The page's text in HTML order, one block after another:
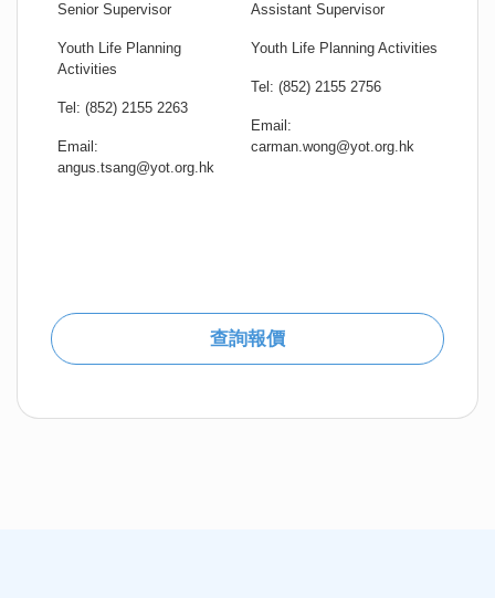
Senior Supervisor
Youth Life Planning
Activities
Tel: (852) 2155 2263
Email:
angus.tsang@yot.org.hk
Assistant Supervisor
Youth Life Planning Activities
Tel: (852) 2155 2756
Email:
carman.wong@yot.org.hk
查詢報價